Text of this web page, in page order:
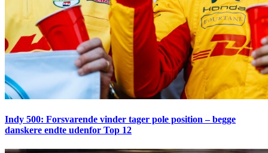
Indy 500: Forsvarende vinder tager pole position – begge
danskere endte udenfor Top 12